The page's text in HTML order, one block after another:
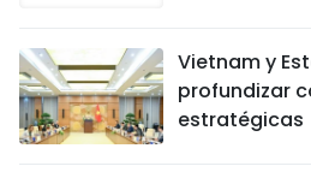
Vietnam y
profundizar
estratégicas